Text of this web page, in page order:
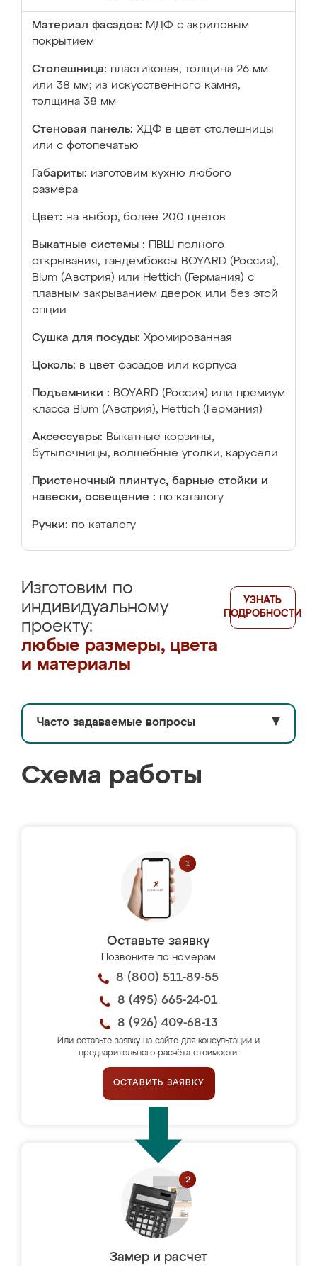
Материал фасадов: МДФ с акриловым
покрытием
Столешница: пластиковая, толщина 26 мм
или 38 мм; из искусственного камня,
толщина 38 мм
Стеновая панель: ХДФ в цвет столешницы
или с фотопечатью
Габариты: изготовим кухню любого
размера
Цвет: на выбор, более 200 цветов
Выкатные системы :
ПВШ полного
открывания, тандембоксы BOYARD (Россия),
Blum (Австрия) или Hettich (Германия) с
плавным закрыванием дверок или без этой
опции
Сушка для посуды: Хромированная
Цоколь: в цвет фасадов или корпуса
Подъемники : BOYARD (Россия) или премиум
класса Blum (Австрия), Hettich (Германия)
Аксессуары: Выкатные корзины,
бутылочницы, волшебные уголки, карусели
Пристеночный плинтус, барные стойки и
навески, освещение : по каталогу
Ручки: по каталогу
Изготовим по
индивидуальному
проекту:
любые размеры, цвета
и материалы
УЗНАТЬ
ПОДРОБНОСТИ
Часто задаваемые вопросы ▼
Схема работы
Оставьте заявку
Позвоните по номерам
8 (800) 511-89-55
8 (495) 665-24-01
8 (926) 409-68-13
Или оставьте заявку на сайте для консультации и
предварительного расчёта стоимости.
ОСТАВИТЬ ЗАЯВКУ
Замер и расчет